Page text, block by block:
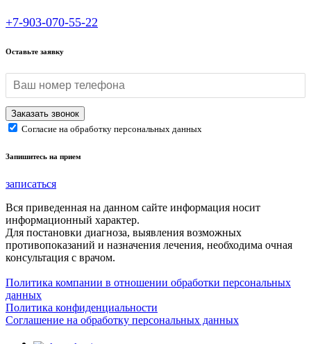
+7-903-070-55-22
Оставьте заявку
Согласие на обработку персональных данных
Запишитесь на прием
записаться
Вся приведенная на данном сайте информация носит
информационный характер.
Для постановки диагноза, выявления возможных
противопоказаний и назначения лечения, необходима очная
консультация с врачом.
Политика компании в отношении обработки персональных
данных
Политика конфиденциальности
Соглашение на обработку персональных данных